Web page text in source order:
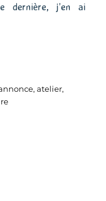
dernière, j’en ai
,atelier,
sur